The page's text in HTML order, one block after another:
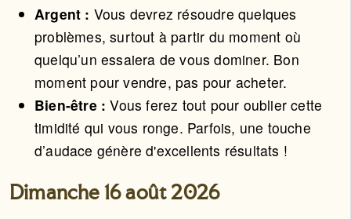
Argent : Vous devrez résoudre quelques
problèmes, surtout à partir du moment où
quelqu’un essaiera de vous dominer. Bon
moment pour vendre, pas pour acheter.
Bien-être :Vous ferez tout pour oublier cette
timidité qui vous ronge. Parfois, une touche
d’audace génère d'excellents résultats !
Dimanche 16 août 2026